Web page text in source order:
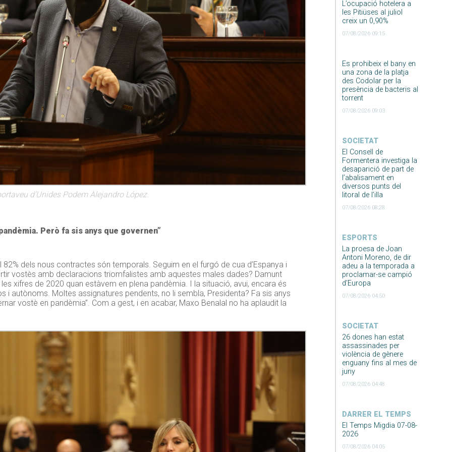
L’ocupació hotelera a
les Pitiüses al juliol
creix un 0,90%
07/08/2026 09:15
Es prohibeix el bany en
una zona de la platja
des Codolar per la
presència de bacteris al
torrent
07/08/2026 09:03
SOCIETAT
El Consell de
Formentera investiga la
desaparició de part de
l’abalisament en
diversos punts del
litoral de l’illa
07/08/2026 08:28
ESPORTS
La proesa de Joan
Antoni Moreno, de dir
adeu a la temporada a
proclamar-se campió
d’Europa
07/08/2026 04:50
SOCIETAT
26 dones han estat
assassinades per
violència de gènere
enguany fins al mes de
juny
07/08/2026 04:48
DARRER EL TEMPS
El Temps Migdia 07-08-
2026
07/08/2026 04:05
d’Unides Podem Alejandro López.
Però fa sis anys que governen”
82% dels nous contractes són temporals. Seguim en el furgó de cua d’Espanya i
vostès amb declaracions triomfalistes amb aquestes males dades? Damunt
xifres de 2020 quan estàvem en plena pandèmia. I la situació, avui, encara és
autònoms. Moltes assignatures pendents, no li sembla, Presidenta? Fa sis anys
vostè en pandèmia”. Com a gest, i en acabar, Maxo Benalal no ha aplaudit la